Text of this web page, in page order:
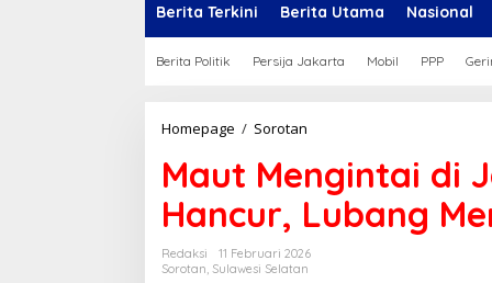
Berita Terkini Berita Utama Nasional
Berita Politik Persija Jakarta Mobil PPP
Homepage / Sorotan
u
t
M
e
n
Maut Mengintai di
Hancur, Lubang
Redaksi
11 Februari 2026
Sorotan, Sulawesi Selatan